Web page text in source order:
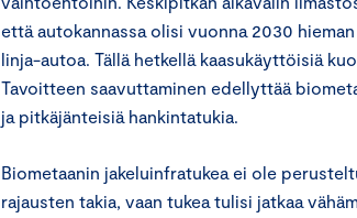
että autokannassa olisi vuonna 2030
linja-autoa. Tällä hetkellä kaasukäyttöisiä
Tavoitteen saavuttaminen edellyttää
ja pitkäjänteisiä hankintatukia.
Biometaanin jakeluinfratukea ei ole
rajausten takia, vaan tukea tulisi jatkaa